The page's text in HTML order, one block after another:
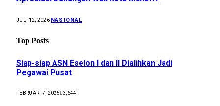
JULI 12, 2026 NASIONAL
Top Posts
Siap-siap ASN Eselon I dan II Dialihkan Jadi
Pegawai Pusat
FEBRUARI 7, 2025 3,644